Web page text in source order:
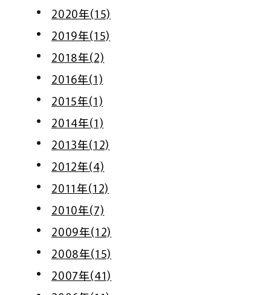
2020年(15)
2019年(15)
2018年(2)
2016年(1)
2015年(1)
2014年(1)
2013年(12)
2012年(4)
2011年(12)
2010年(7)
2009年(12)
2008年(15)
2007年(41)